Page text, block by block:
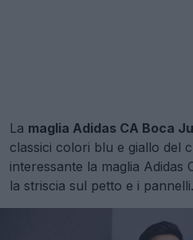
La maglia Adidas CA Boca
classici colori blu e giallo del
interessante la maglia Adidas
la striscia sul petto e i pannelli.